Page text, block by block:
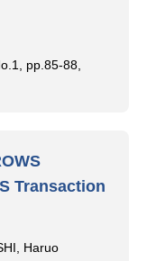
pp.85-88,
Transaction
Haruo